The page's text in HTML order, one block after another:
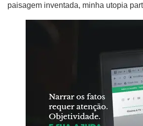
paisagem inventada, minha utopia